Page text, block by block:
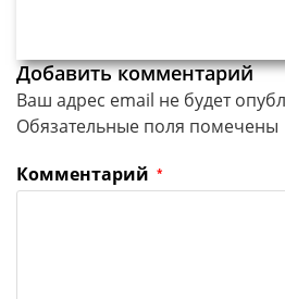
Добавить комментарий
Ваш адрес email не будет
Обязательные поля помечены
Комментарий *